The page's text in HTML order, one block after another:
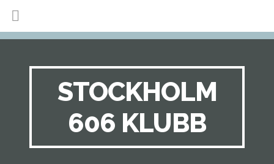
STOCKHOLM
606 KLUBB